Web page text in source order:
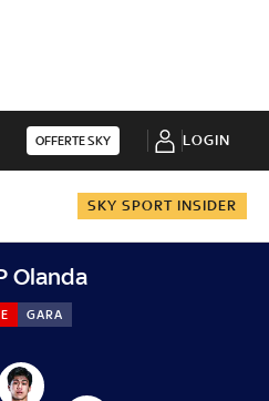
OFFERTE SKY LOGIN
SKY SPORT INSIDER
Olanda
GARA